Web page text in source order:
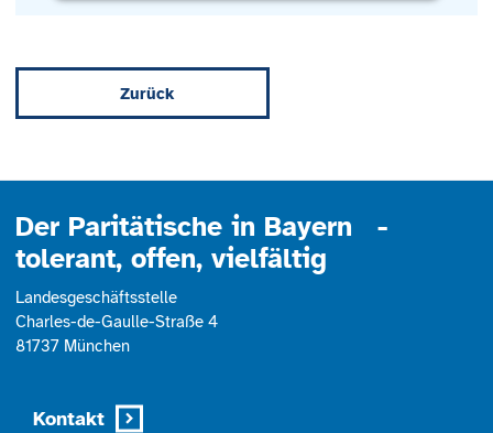
Management Platform
Zurück
Der Paritätische in Bayern -
tolerant, offen, vielfältig
Landesgeschäftsstelle
Charles-de-Gaulle-Straße 4
81737 München
Kontakt